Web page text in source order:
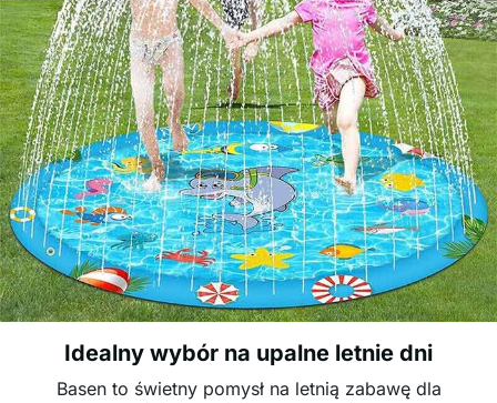
Idealny wybór na upalne letnie dni
Basen to świetny pomysł na letnią zabawę dla